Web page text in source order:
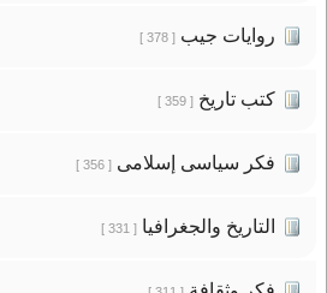
روايات جيب[ 378 ]
كتب تاريخ[ 359 ]
فكر سياسى إسلامى[ 356 ]
التاريخ والجغرافيا[ 331 ]